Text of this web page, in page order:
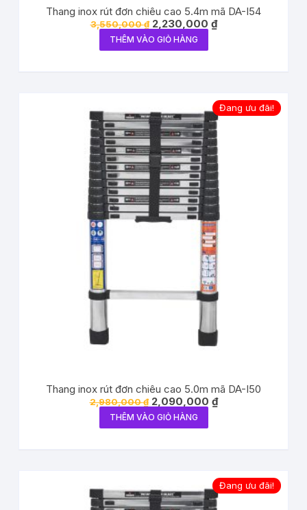
Thang inox rút đơn chiêu cao 5.4m mã DA-I54
3,550,000₫ 2,230,000 ₫
THÊM VÀO GIỎ HÀNG
Đang ưu đãi!
Thang inox rút đơn chiêu cao 5.0m mã DA-I50
2,980,000₫ 2,090,000 ₫
THÊM VÀO GIỎ HÀNG
Đang ưu đãi!